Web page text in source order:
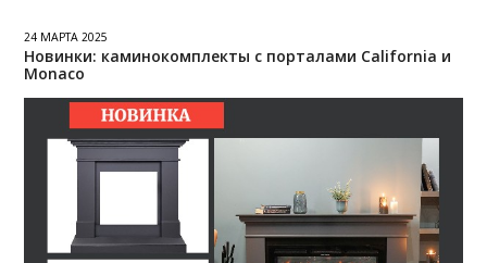
24 МАРТА 2025
Новинки: каминокомплекты с порталами California и
Monaco